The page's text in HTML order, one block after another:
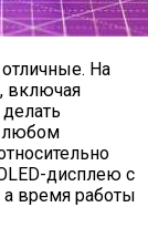
отличные. На
включая
любом
дисплею с
а время работы